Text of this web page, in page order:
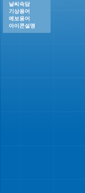
날씨속담
기상용어
예보용어
아이콘설명